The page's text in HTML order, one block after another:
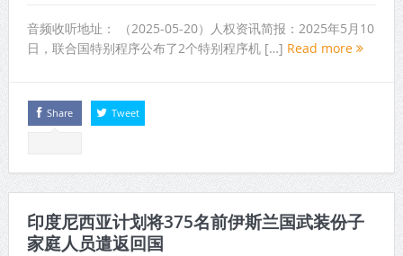
音频收听地址： （2025-05-20）人权资讯简报：2025年5月10
日，联合国特别程序公布了2个特别程序机 […] Read more
Share Tweet
印度尼西亚计划将375名前伊斯兰国武装份子
家庭人员遣返回国